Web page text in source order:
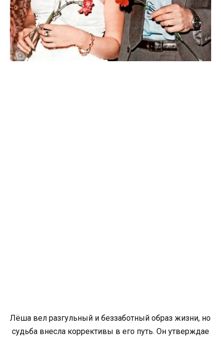
Лёша вел разгульный и беззаботный образ жизни, но
судьба внесла коррективы в его путь. Он утверждае